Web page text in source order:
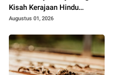
Kisah Kerajaan Hindu
Terakhir di Tanah Jawa
Augustus 01, 2026